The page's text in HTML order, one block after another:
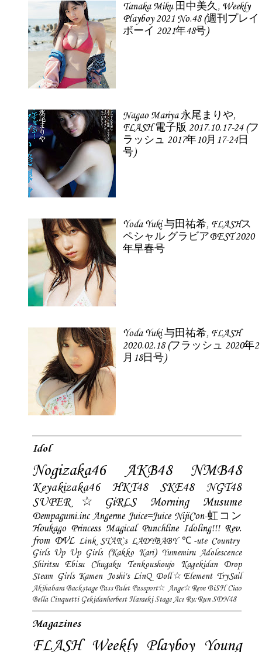
Tanaka Miku 田中美久, Weekly
Playboy 2021 No.48 (週刊プレイ
ボーイ 2021年48号)
Nagao Mariya 永尾まりや,
FLASH 電子版 2017.10.17-24 (フ
ラッシュ 2017年10月17-24日
号)
Yoda Yuki 与田祐希, FLASHス
ペシャル グラビアBEST 2020
年早春号
Yoda Yuki 与田祐希, FLASH
2020.02.18 (フラッシュ 2020年2
月18日号)
Idol
Nogizaka46 AKB48 NMB48
Keyakizaka46 HKT48 SKE48
NGT48
SUPER☆GiRLS
Morning Musume
Dempagumi.inc Angerme Juice=Juice NijiCon-虹コン
Houkago Princess Magical Punchline Idoling!!! Rev.
from DVL Link STAR`s LADYBABY ℃-ute Country
Girls Up Up Girls (Kakko Kari) Yumemiru Adolescence
Shiritsu Ebisu Chugaku
Tenkoushoujo Kagekidan
Drop
Steam Girls Kamen Joshi's LinQ Doll☆Element TrySail
Akihabara Backstage Pass Palet Passport☆ Ange☆Reve BiSH Ciao
Bella Cinquetti Gekidanherbest Haraeki Stage Ace Ru:Run SDN48
Magazines
FLASH Weekly Playboy Young